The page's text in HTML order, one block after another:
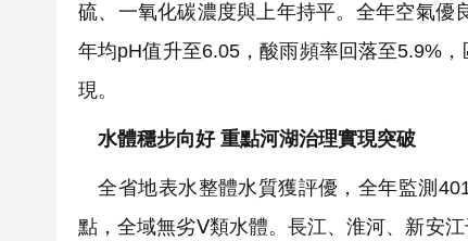
硫、一氧化碳濃度與上年持平。全年空氣優
年均pH值升至6.05，酸雨頻率回落至5.9%
現。
水體穩步向好 重點河湖治理實現突破
全省地表水整體水質獲評優，全年監測
點，全域無劣Ⅴ類水體。長江、淮河、新安